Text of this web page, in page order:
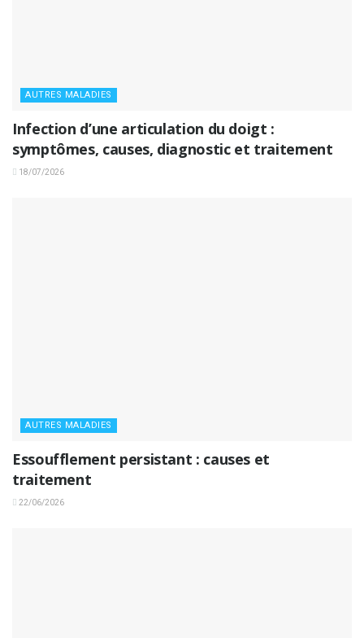
AUTRES MALADIES
Infection d’une articulation du doigt :
symptômes, causes, diagnostic et traitement
18/07/2026
AUTRES MALADIES
Essoufflement persistant : causes et
traitement
22/06/2026